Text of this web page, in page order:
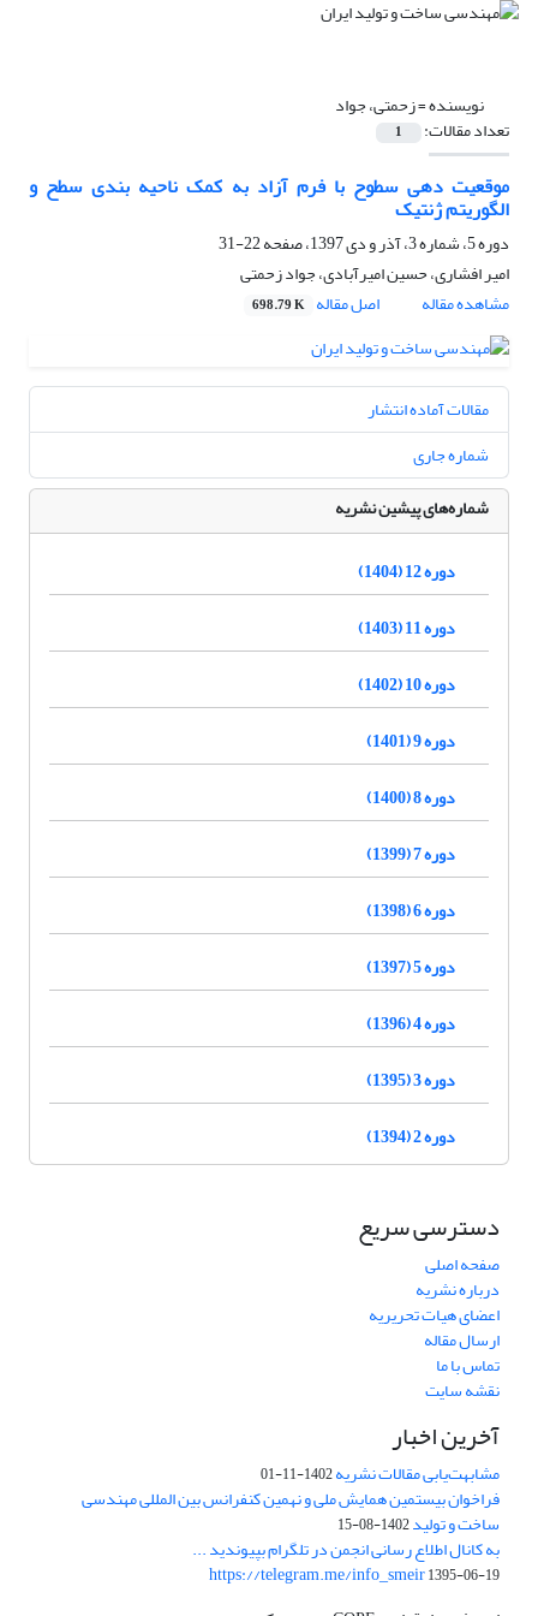
نویسنده =زحمتی، جواد
تعداد مقالات: 1
موقعیت دهی سطوح با فرم آزاد به کمک ناحیه بندی سطح و
الگوریتم ژنتیک
دوره 5، شماره 3، آذر و دی 1397، صفحه
22-31
امیر افشاری، حسین امیرآبادی، جواد زحمتی
مشاهده مقاله
اصل مقاله 698.79 K
مقالات آماده انتشار
شماره جاری
شماره‌های پیشین نشریه
دوره 12 (1404)
دوره 11 (1403)
دوره 10 (1402)
دوره 9 (1401)
دوره 8 (1400)
دوره 7 (1399)
دوره 6 (1398)
دوره 5 (1397)
دوره 4 (1396)
دوره 3 (1395)
دوره 2 (1394)
دسترسی سریع
صفحه اصلی
درباره نشریه
اعضای هیات تحریریه
ارسال مقاله
تماس با ما
نقشه سایت
آخرین اخبار
مشابهت‌یابی مقالات نشریه1402-11-01
فراخوان بیستمین همایش ملی و نهمین کنفرانس بین المللی مهندسی
ساخت و تولید1402-08-15
به کانال اطلاع رسانی انجمن در تلگرام بپیوندید ...
https://telegram.me/info_smeir1395-06-19